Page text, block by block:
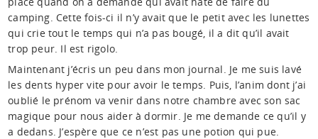
camping. Cette fois-ci il n’y avait que le petit avec les lunettes
qui crie tout le temps qui n’a pas bougé, il a dit qu’il avait
trop peur. Il est rigolo.
Maintenant j’écris un peu dans mon journal. Je me suis lavé
les dents hyper vite pour avoir le temps. Puis, l’anim dont j’ai
oublié le prénom va venir dans notre chambre avec son sac
magique pour nous aider à dormir. Je me demande ce qu’il y
a dedans. J’espère que ce n’est pas une potion qui pue.